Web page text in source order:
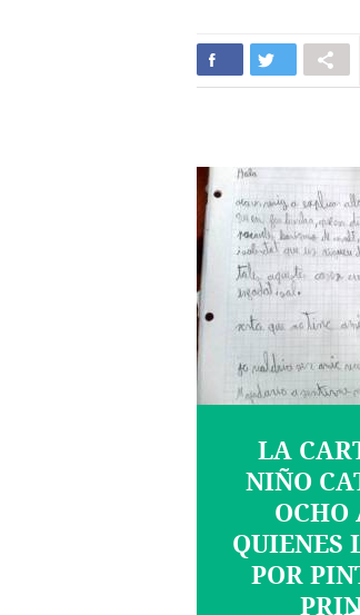
LA
NIÑO
OCHO
QUIENES
POR